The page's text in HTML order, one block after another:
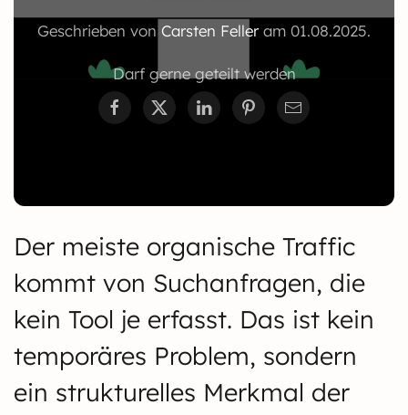
Geschrieben von Carsten Feller am 01.08.2025.
Darf gerne geteilt werden
Der meiste organische Traffic
kommt von Suchanfragen, die
kein Tool je erfasst. Das ist kein
temporäres Problem, sondern
ein strukturelles Merkmal der